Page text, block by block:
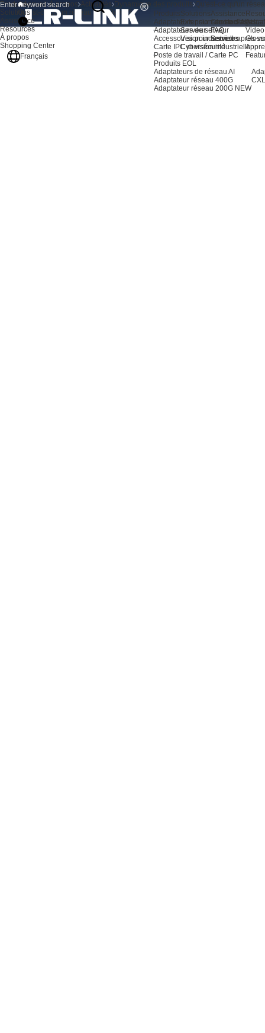
Produits
Adaptateurs pour serveurs AI
Adaptateurs de serveur
Accessoires pour serveurs
Carte IPC et vision industrielle
Poste de travail / Carte PC
Produits EOL
Adaptateurs de réseau AI
Adaptateur réseau 400G
Adaptateur réseau 200G NEW
Solutions
Extension du stockage
Serveur
Vision industrielle
Cybersécurité
Assistance
Centre
FAQ
Service après-
Video
Produits
Solutions
Assistance
Resources
À propos
Shopping Center
Français
Accueil À propos Actualités Dynamique des produits Qu'est-ce qu'un
Qu'est-ce qu'un réseau InfiniBand ?